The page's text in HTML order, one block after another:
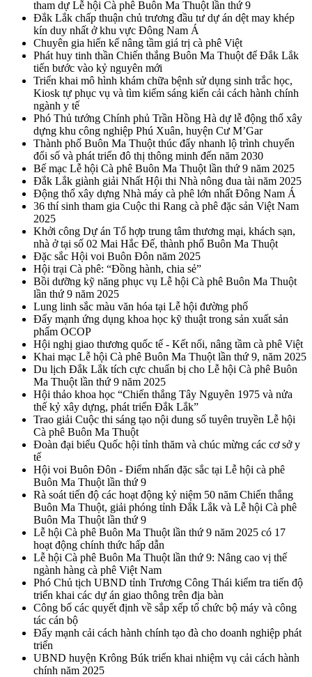
tham dự Lễ hội Cà phê Buôn Ma Thuột lần thứ 9
Đắk Lắk chấp thuận chủ trương đầu tư dự án dệt may khép
kín duy nhất ở khu vực Đông Nam Á
Chuyên gia hiến kế nâng tầm giá trị cà phê Việt
Phát huy tinh thần Chiến thắng Buôn Ma Thuột để Đắk Lắk
tiến bước vào kỷ nguyên mới
Triển khai mô hình khám chữa bệnh sử dụng sinh trắc học,
Kiosk tự phục vụ và tìm kiếm sáng kiến cải cách hành chính
ngành y tế
Phó Thủ tướng Chính phủ Trần Hồng Hà dự lễ động thổ xây
dựng khu công nghiệp Phú Xuân, huyện Cư M’Gar
Thành phố Buôn Ma Thuột thúc đẩy nhanh lộ trình chuyển
đổi số và phát triển đô thị thông minh đến năm 2030
Bế mạc Lễ hội Cà phê Buôn Ma Thuột lần thứ 9 năm 2025
Đắk Lắk giành giải Nhất Hội thi Nhà nông đua tài năm 2025
Động thổ xây dựng Nhà máy cà phê lớn nhất Đông Nam Á
36 thí sinh tham gia Cuộc thi Rang cà phê đặc sản Việt Nam
2025
Khởi công Dự án Tổ hợp trung tâm thương mại, khách sạn,
nhà ở tại số 02 Mai Hắc Đế, thành phố Buôn Ma Thuột
Đặc sắc Hội voi Buôn Đôn năm 2025
Hội trại Cà phê: “Đồng hành, chia sẻ”
Bồi dưỡng kỹ năng phục vụ Lễ hội Cà phê Buôn Ma Thuột
lần thứ 9 năm 2025
Lung linh sắc màu văn hóa tại Lễ hội đường phố
Đẩy mạnh ứng dụng khoa học kỹ thuật trong sản xuất sản
phẩm OCOP
Hội nghị giao thương quốc tế - Kết nối, nâng tầm cà phê Việt
Khai mạc Lễ hội Cà phê Buôn Ma Thuột lần thứ 9, năm 2025
Du lịch Đắk Lắk tích cực chuẩn bị cho Lễ hội Cà phê Buôn
Ma Thuột lần thứ 9 năm 2025
Hội thảo khoa học “Chiến thắng Tây Nguyên 1975 và nửa
thế kỷ xây dựng, phát triển Đắk Lắk”
Trao giải Cuộc thi sáng tạo nội dung số tuyên truyền Lễ hội
Cà phê Buôn Ma Thuột
Đoàn đại biểu Quốc hội tỉnh thăm và chúc mừng các cơ sở y
tế
Hội voi Buôn Đôn - Điểm nhấn đặc sắc tại Lễ hội cà phê
Buôn Ma Thuột lần thứ 9
Rà soát tiến độ các hoạt động kỷ niệm 50 năm Chiến thắng
Buôn Ma Thuột, giải phóng tỉnh Đắk Lắk và Lễ hội Cà phê
Buôn Ma Thuột lần thứ 9
Lễ hội Cà phê Buôn Ma Thuột lần thứ 9 năm 2025 có 17
hoạt động chính thức hấp dẫn
Lễ hội Cà phê Buôn Ma Thuột lần thứ 9: Nâng cao vị thế
ngành hàng cà phê Việt Nam
Phó Chủ tịch UBND tỉnh Trương Công Thái kiểm tra tiến độ
triển khai các dự án giao thông trên địa bàn
Công bố các quyết định về sắp xếp tổ chức bộ máy và công
tác cán bộ
Đẩy mạnh cải cách hành chính tạo đà cho doanh nghiệp phát
triển
UBND huyện Krông Búk triển khai nhiệm vụ cải cách hành
chính năm 2025